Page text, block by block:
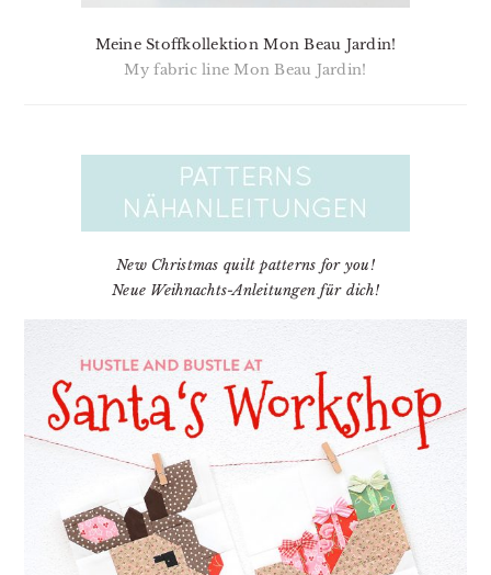
Meine Stoffkollektion Mon Beau Jardin!
My fabric line Mon Beau Jardin!
New Christmas quilt patterns for you!
Neue Weihnachts-Anleitungen für dich!